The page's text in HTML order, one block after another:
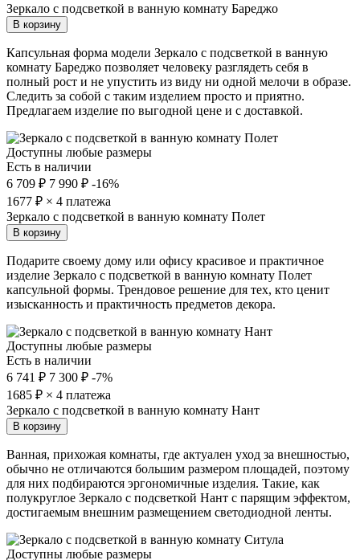
Зеркало с подсветкой в ванную комнату Бареджо
В корзину
Капсульная форма модели Зеркало с подсветкой в ванную
комнату Бареджо позволяет человеку разглядеть себя в
полный рост и не упустить из виду ни одной мелочи в образе.
Следить за собой с таким изделием просто и приятно.
Предлагаем изделие по выгодной цене и с доставкой.
Доступны любые размеры
Есть в наличии
6 709 ₽ 7 990 ₽ -16%
1677 ₽ × 4 платежа
Зеркало с подсветкой в ванную комнату Полет
В корзину
Подарите своему дому или офису красивое и практичное
изделие Зеркало с подсветкой в ванную комнату Полет
капсульной формы. Трендовое решение для тех, кто ценит
изысканность и практичность предметов декора.
Доступны любые размеры
Есть в наличии
6 741 ₽ 7 300 ₽ -7%
1685 ₽ × 4 платежа
Зеркало с подсветкой в ванную комнату Нант
В корзину
Ванная, прихожая комнаты, где актуален уход за внешностью,
обычно не отличаются большим размером площадей, поэтому
для них подбираются эргономичные изделия. Такие, как
полукруглое Зеркало с подсветкой Нант с парящим эффектом,
достигаемым внешним размещением светодиодной ленты.
Доступны любые размеры